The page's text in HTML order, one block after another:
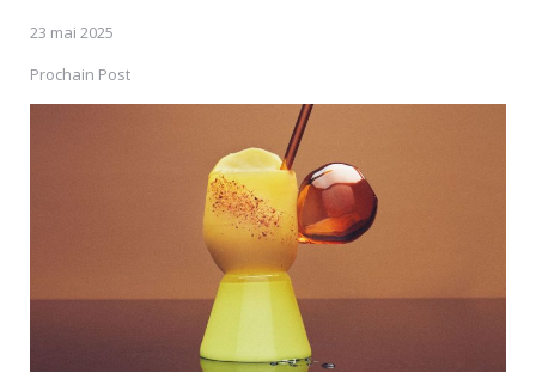
23 mai 2025
Prochain Post